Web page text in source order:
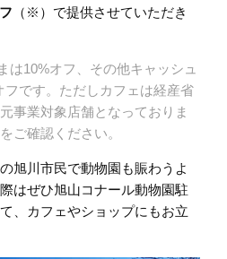
（※）で提供させていただき
は10%オフ、その他キャッシュ
フです。ただしカフェは経産省
事業対象店舗となっておりま
をご確認ください。
旭川市民で動物園も賑わうよ
はぜひ旭山コナール動物園駐
、カフェやショップにもお立